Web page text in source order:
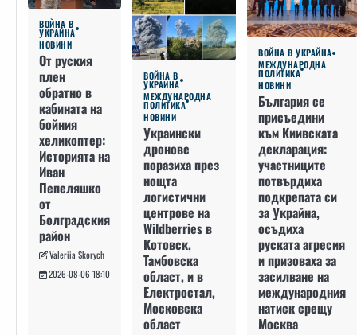
ВОЙНА В
УКРАЙНА
НОВИНИ
От руския
плен
обратно в
кабината на
бойния
хеликоптер:
Историята на
Иван
Пепеляшко
от
Болградския
район
Valeriia Skorych
2026-08-06 18:10
ВОЙНА В
УКРАЙНА
МЕЖДУНАРОДНА
ПОЛИТИКА
НОВИНИ
Украински
дронове
поразиха през
нощта
логистични
центрове на
Wildberries в
Котовск,
Тамбовска
област, и в
Електростал,
Московска
област
ВОЙНА В УКРАЙНА
МЕЖДУНАРОДНА
ПОЛИТИКА
НОВИНИ
България се
присъедини
към Киивската
декларация:
участниците
потвърдиха
подкрепата си
за Украйна,
осъдиха
руската агресия
и призоваха за
засилване на
международния
натиск срещу
Москва